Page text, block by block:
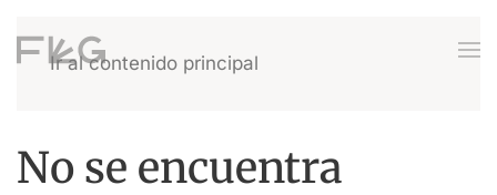
Ir al contenido principal
No se encuentra